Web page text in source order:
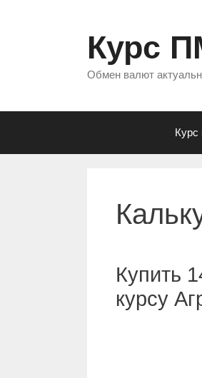
Курс
Обмен валют
Курс
Купить
курсу